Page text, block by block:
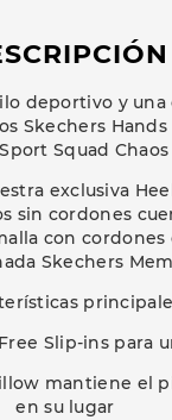
deportivo y una
Skechers Hands
Squad Chaos
exclusiva
sin cordones
con cordones
Skechers
Slip-ins para
mantiene el
en su lugar